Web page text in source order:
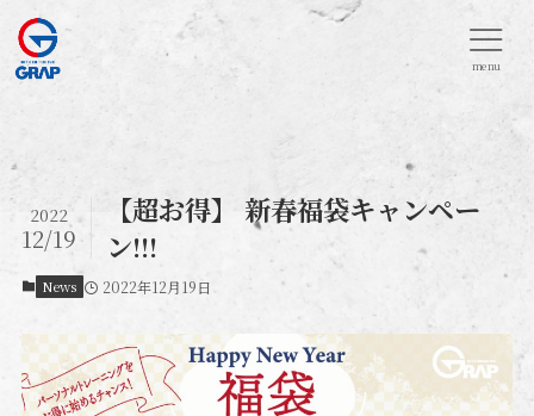
menu
【超お得】 新春福袋キャンペー
ン!!!
2022
12/19
News 2022年12月19日